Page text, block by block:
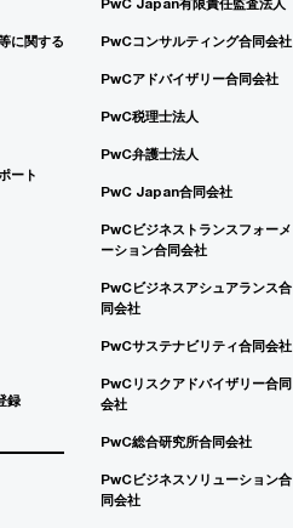
に関する
ート
録
PwCコンサルティング合同会社
PwCアドバイザリー合同会社
PwC税理士法人
PwC弁護士法人
PwC Japan合同会社
PwCビジネストランスフォーメ
ーション合同会社
PwCビジネスアシュアランス合
同会社
PwCサステナビリティ合同会社
PwCリスクアドバイザリー合同
会社
PwC総合研究所合同会社
PwCビジネスソリューション合
同会社